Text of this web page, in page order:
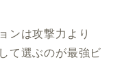
ンは攻撃力より
て選ぶのが最強ビ